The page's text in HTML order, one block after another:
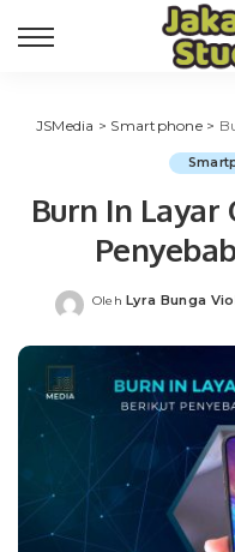
JSMedia > Smartphone>
Burn In Layar
Posted
Oleh Lyra Bunga